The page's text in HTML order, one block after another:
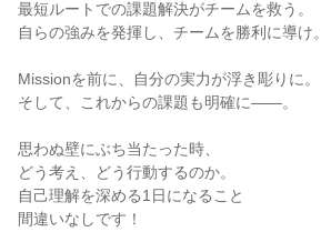
最短ルートでの課題解決がチームを救う。
自らの強みを発揮し、チームを勝利に導け。
Missionを前に、自分の実力が浮き彫りに。
そして、これからの課題も明確に――。
思わぬ壁にぶち当たった時、
どう考え、どう行動するのか。
自己理解を深める1日になること
間違いなしです！